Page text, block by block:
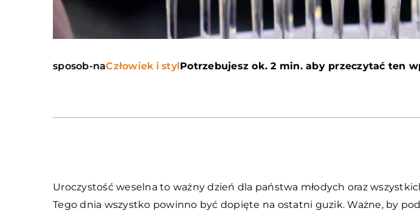
sposob-naCzłowiek i stylPotrzebujesz ok. 2 min. aby przeczytać ten
Uroczystość weselna to ważny dzień dla państwa młodych oraz
Tego dnia wszystko powinno być dopięte na ostatni guzik. Ważne, by